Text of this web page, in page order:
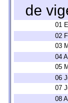
de
01
02
03
04
05
06
07
08